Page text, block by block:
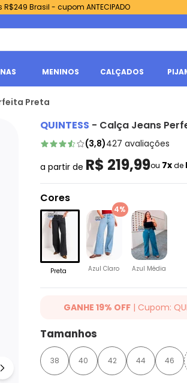
R$249 Brasil - cupom ANTECIPADO
MENINOS CALÇADOS
Preta
QUINTESS - Calça Jeans
(3,8)427 avaliações
a partir de R$ 219,99ou 7xde
Cores
Preta
4%
Azul Claro Azul Média
GANHE 19% OFF | Cupom:
Ganhe 19% OFF Extra em qualquer
cupom: QUINTESS19. Válido para toda
até 07/08/2026.
Tamanhos
38 40 42 44 46